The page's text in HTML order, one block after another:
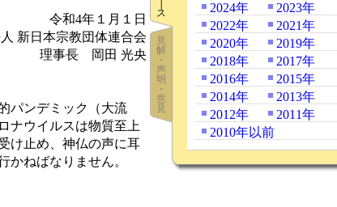
令和4年１月１日
新日本宗教団体連合会
理事長 岡田 光央
パンデミック（大流
ナウイルスは物質至上
け止め、神仏の声に耳
かねばなりません。
ス
見
解
・
声
明
・
意
見
2024年
2023年
2022年
2021年
2020年
2019年
2018年
2017年
2016年
2015年
2014年
2013年
2012年
2011年
2010年以前